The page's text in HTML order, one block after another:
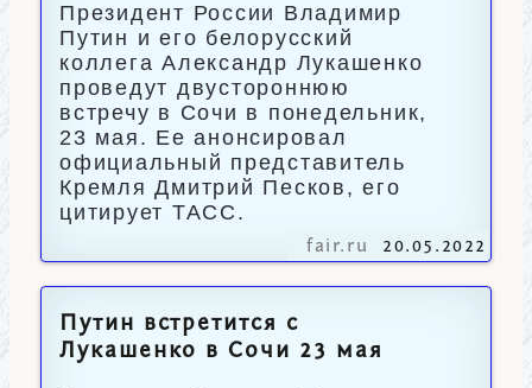
Президент России Владимир
Путин и его белорусский
коллега Александр Лукашенко
проведут двустороннюю
встречу в Сочи в понедельник,
23 мая. Ее анонсировал
официальный представитель
Кремля Дмитрий Песков, его
цитирует ТАСС.
fair.ru 20.05.2022
Путин встретится с
Лукашенко в Сочи 23 мая